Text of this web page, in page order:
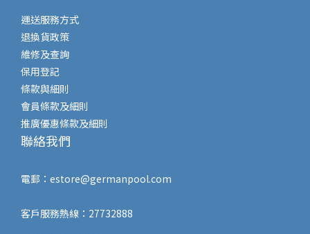
運送服務方式
退換貨政策
維修及查詢
保用登記
條款與細則
會員條款及細則
推廣優惠條款及細則
聯絡我們
電郵： estore@germanpool.com
客戶服務熱線：27732888